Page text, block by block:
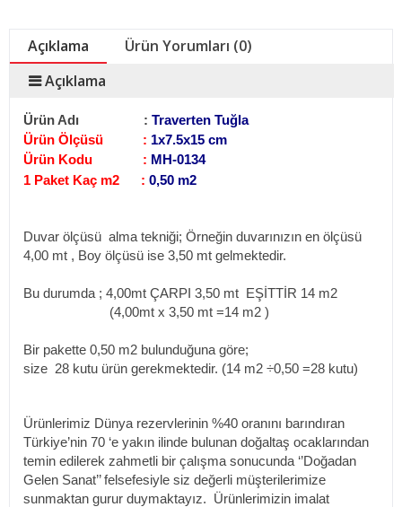
Açıklama
Ürün Yorumları (0)
Açıklama
Ürün Adı : Traverten Tuğla
Ürün Ölçüsü : 1x7.5x15 cm
Ürün Kodu : MH-0134
1 Paket Kaç m2 : 0,50 m2
Duvar ölçüsü alma tekniği; Örneğin duvarınızın en ölçüsü
4,00 mt , Boy ölçüsü ise 3,50 mt gelmektedir.
Bu durumda ; 4,00mt ÇARPI 3,50 mt EŞİTTİR 14 m2
(4,00mt x 3,50 mt =14 m2 )
Bir pakette 0,50 m2 bulunduğuna göre;
size 28 kutu ürün gerekmektedir. (14 m2 ÷0,50 =28 kutu)
Ürünlerimiz Dünya rezervlerinin %40 oranını barındıran
Türkiye’nin 70 ‘e yakın ilinde bulunan doğaltaş ocaklarından
temin edilerek zahmetli bir çalışma sonucunda ‘’Doğadan
Gelen Sanat’’ felsefesiyle siz değerli müşterilerimize
sunmaktan gurur duymaktayız. Ürünlerimizin imalat